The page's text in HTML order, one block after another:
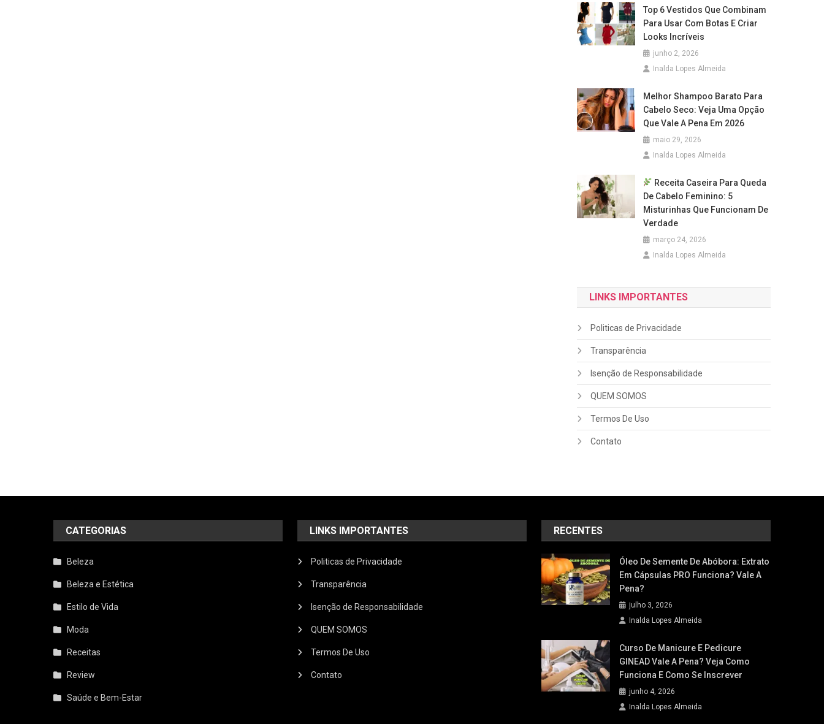
Top 6 Vestidos Que Combinam
Para Usar Com Botas E Criar
Looks Incríveis
junho 2, 2026
Inalda Lopes Almeida
Melhor Shampoo Barato Para
Cabelo Seco: Veja Uma Opção
Que Vale A Pena Em 2026
maio 29, 2026
Inalda Lopes Almeida
Receita Caseira Para Queda
De Cabelo Feminino: 5
Misturinhas Que Funcionam De
Verdade
março 24, 2026
Inalda Lopes Almeida
LINKS IMPORTANTES
Politicas de Privacidade
Transparência
Isenção de Responsabilidade
QUEM SOMOS
Termos De Uso
Contato
CATEGORIAS
Beleza
Beleza e Estética
Estilo de Vida
Moda
Receitas
Review
Saúde e Bem-Estar
LINKS IMPORTANTES
Politicas de Privacidade
Transparência
Isenção de Responsabilidade
QUEM SOMOS
Termos De Uso
Contato
RECENTES
Óleo De Semente De Abóbora: Extrato
Em Cápsulas PRO Funciona? Vale A
Pena?
julho 3, 2026
Inalda Lopes Almeida
Curso De Manicure E Pedicure
GINEAD Vale A Pena? Veja Como
Funciona E Como Se Inscrever
junho 4, 2026
Inalda Lopes Almeida